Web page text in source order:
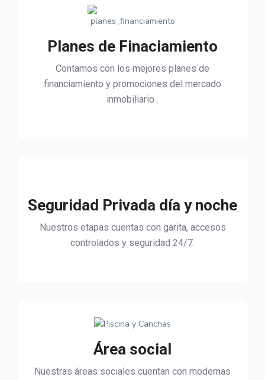
Planes de Finaciamiento
Contamos con los mejores planes de
financiamiento y promociones del mercado
inmobiliario .
Seguridad Privada día y noche
Nuestros etapas cuentas con garita, accesos
controlados y seguridad 24/7.
Área social
Nuestras áreas sociales cuentan con modernas